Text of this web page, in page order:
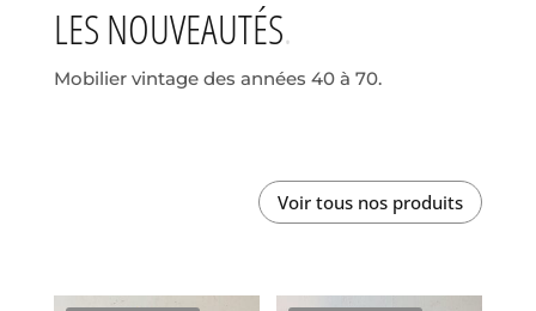
LES NOUVEAUTÉS
Mobilier vintage des années 40 à 70.
Voir tous nos produits